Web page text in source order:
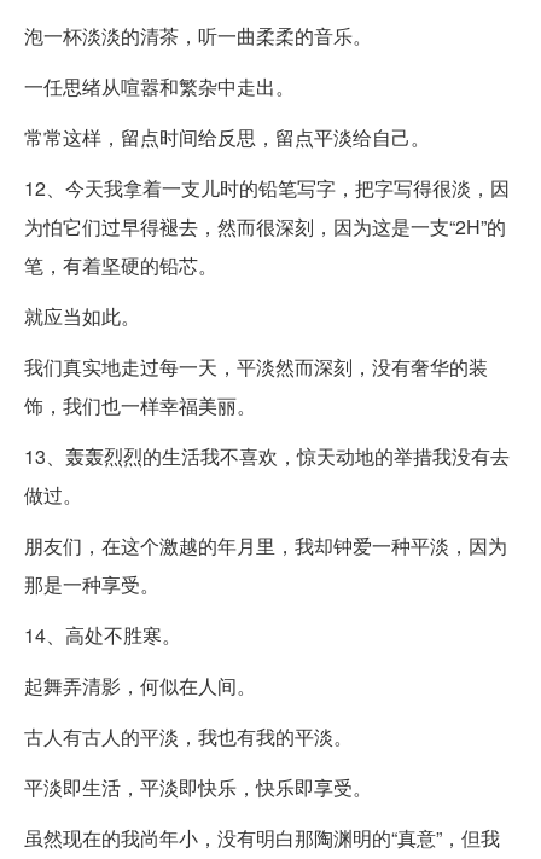
泡一杯淡淡的清茶，听一曲柔柔的音乐。
一任思绪从喧嚣和繁杂中走出。
常常这样，留点时间给反思，留点平淡给自己。
12、今天我拿着一支儿时的铅笔写字，把字写得很淡，因
为怕它们过早得褪去，然而很深刻，因为这是一支“2H”的
笔，有着坚硬的铅芯。
就应当如此。
我们真实地走过每一天，平淡然而深刻，没有奢华的装
饰，我们也一样幸福美丽。
13、轰轰烈烈的生活我不喜欢，惊天动地的举措我没有去
做过。
朋友们，在这个激越的年月里，我却钟爱一种平淡，因为
那是一种享受。
14、高处不胜寒。
起舞弄清影，何似在人间。
古人有古人的平淡，我也有我的平淡。
平淡即生活，平淡即快乐，快乐即享受。
虽然现在的我尚年小，没有明白那陶渊明的“真意”，但我